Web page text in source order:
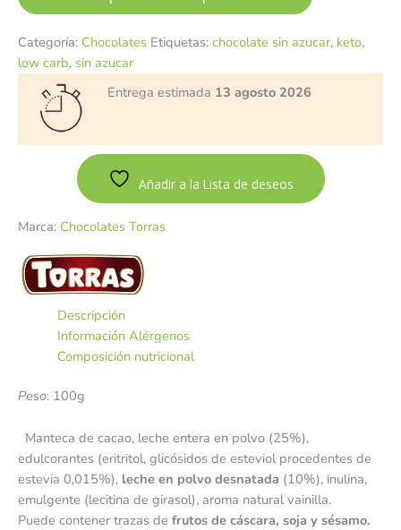
Categoría: Chocolates Etiquetas: chocolate sin azucar, keto,
low carb, sin azucar
Entrega estimada 13 agosto 2026
Añadir a la Lista de deseos
Marca: Chocolates Torras
Descripción
Información Alérgenos
Composición nutricional
Peso: 100g
Manteca de cacao, leche entera en polvo (25%),
edulcorantes (eritritol, glicósidos de esteviol procedentes de
estevia 0,015%), leche en polvo desnatada (10%), inulina,
emulgente (lecitina de girasol), aroma natural vainilla.
Puede contener trazas de frutos de cáscara, soja y sésamo.